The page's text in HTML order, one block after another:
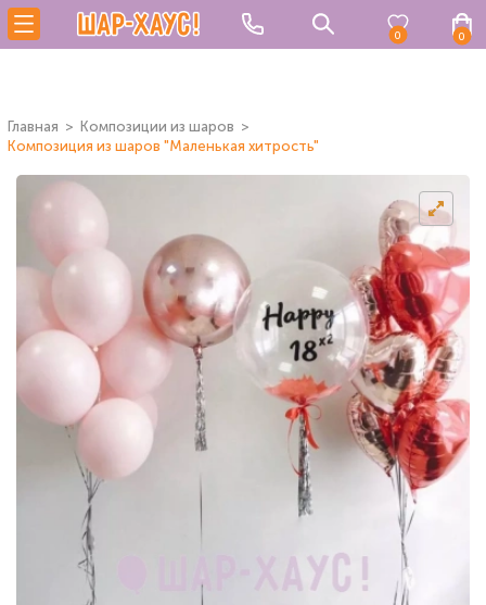
0 0
Главная
Композиции из шаров
Композиция из шаров "Маленькая хитрость"